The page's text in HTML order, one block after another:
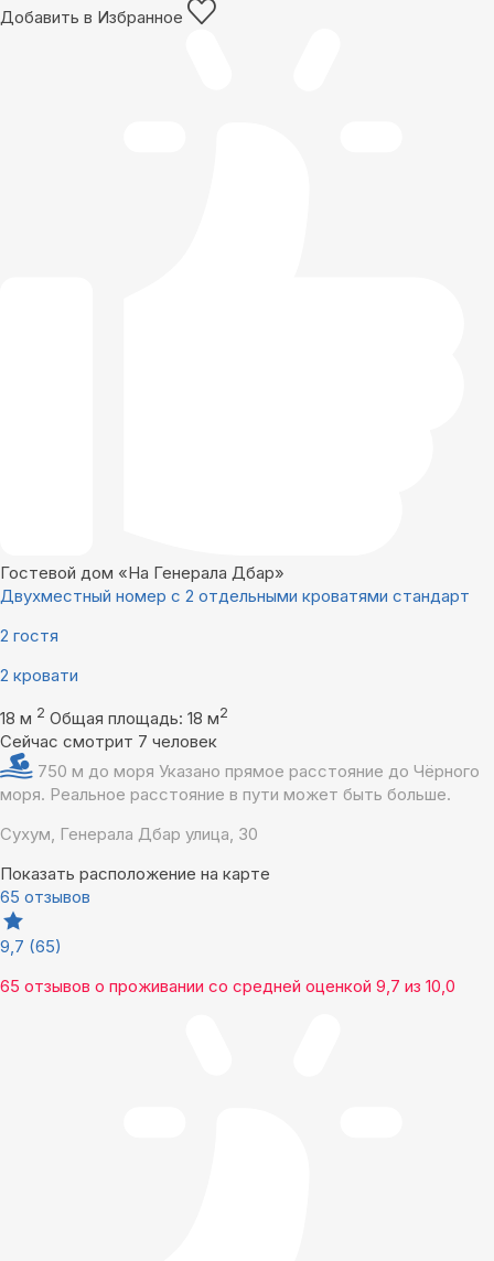
Добавить в Избранное
Гостевой дом «На Генерала Дбар»
Двухместный номер с 2 отдельными кроватями стандарт
2 гостя
2 кровати
18 м 2 Общая площадь: 18 м2
Сейчас смотрит 7 человек
750 м до моря Указано прямое расстояние до Чёрного
моря. Реальное расстояние в пути может быть больше.
Сухум, Генерала Дбар улица, 30
Показать расположение на карте
65 отзывов
9,7 (65)
65 отзывов о проживании со средней оценкой 9,7 из 10,0